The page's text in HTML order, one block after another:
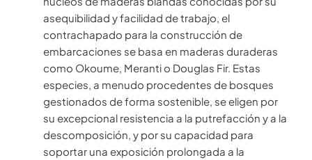
asequibilidad y facilidad de trabajo, el
contrachapado para la construcción de
embarcaciones se basa en maderas duraderas
como Okoume, Meranti o Douglas Fir. Estas
especies, a menudo procedentes de bosques
gestionados de forma sostenible, se eligen por
su excepcional resistencia a la putrefacción y a la
descomposición, y por su capacidad para
soportar una exposición prolongada a la